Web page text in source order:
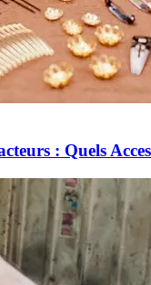
: Quels